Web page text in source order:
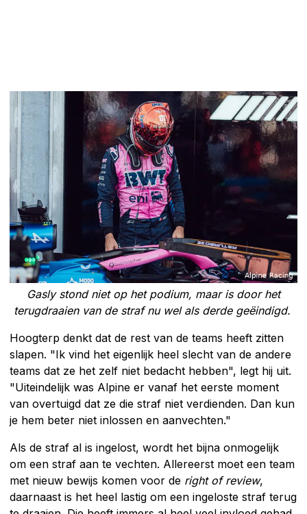
Gasly stond niet op het podium, maar is door het
terugdraaien van de straf nu wel als derde geëindigd.
Hoogterp denkt dat de rest van de teams heeft zitten
slapen. "Ik vind het eigenlijk heel slecht van de andere
teams dat ze het zelf niet bedacht hebben", legt hij uit.
"Uiteindelijk was Alpine er vanaf het eerste moment
van overtuigd dat ze die straf niet verdienden. Dan kun
je hem beter niet inlossen en aanvechten."
Als de straf al is ingelost, wordt het bijna onmogelijk
om een straf aan te vechten. Allereerst moet een team
met nieuw bewijs komen voor de right of review,
daarnaast is het heel lastig om een ingeloste straf terug